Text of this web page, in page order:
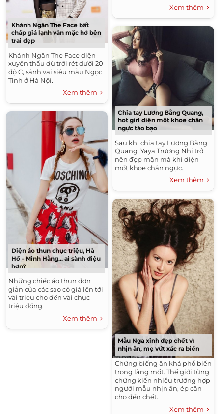
Khánh Ngân The Face bất
chấp giá lạnh vẫn mặc hở bên
trai đẹp
Khánh Ngân The Face diện
xuyên thấu dù trời rét dưới 20
độ C, sánh vai siêu mẫu Ngọc
Tình ở Hà Nội.
Xem thêm
Diện áo thun chục triệu, Hà
Hồ - Minh Hằng... ai sành điệu
hơn?
Những chiếc áo thun đơn
giản của các sao có giá lên tới
vài triệu cho đến vài chục
triệu đồng.
Xem thêm
Xem thêm
Chia tay Lương Bằng Quang,
hot girl diện mốt khoe chân
ngực táo bạo
Sau khi chia tay Lương Bằng
Quang, Yaya Trương Nhi trở
nên đẹp mặn mà khi diện
mốt khoe chân ngực.
Xem thêm
Mẫu Nga xinh đẹp chết vì
nhịn ăn, mẹ vứt xác ra biển
Chứng biếng ăn khá phổ biến
trong làng mốt. Thế giới từng
chứng kiến nhiều trường hợp
người mẫu nhịn ăn, ép cân
cho đến chết.
Xem thêm